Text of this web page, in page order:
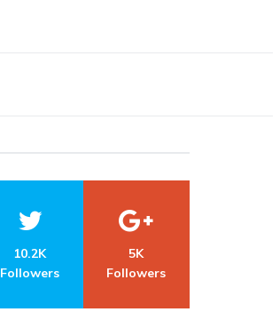
10.2K
Followers
5K
Followers